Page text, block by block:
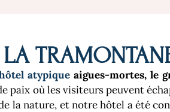
LA
atypiqueaigues-mortes, le
paix où les visiteurs peuvent
la nature, et notre hôtel a été